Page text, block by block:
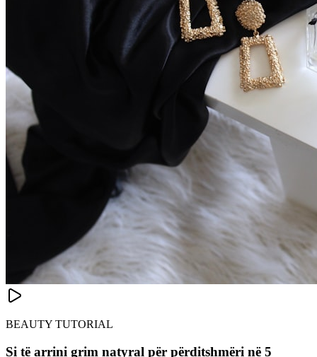
BEAUTY TUTORIAL
Si të arrini grim natyral për përditshmëri në 5